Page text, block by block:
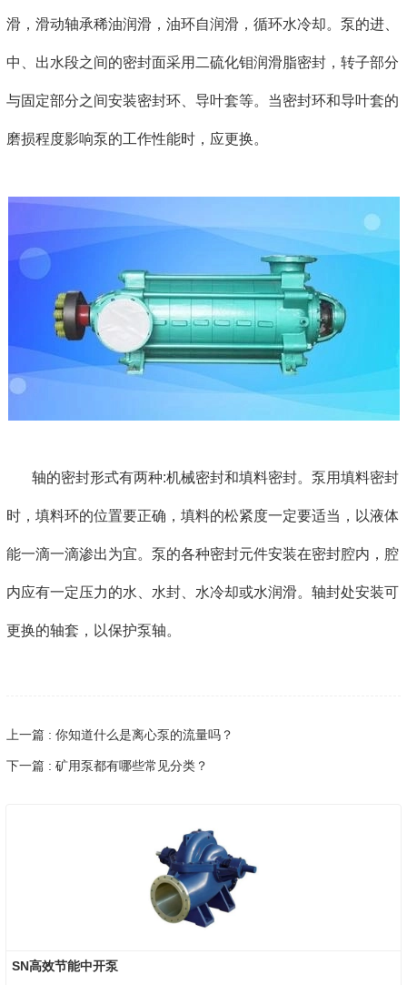
滑，滑动轴承稀油润滑，油环自润滑，循环水冷却。泵的进、
中、出水段之间的密封面采用二硫化钼润滑脂密封，转子部分
与固定部分之间安装密封环、导叶套等。当密封环和导叶套的
磨损程度影响泵的工作性能时，应更换。
轴的密封形式有两种:机械密封和填料密封。泵用填料密封
时，填料环的位置要正确，填料的松紧度一定要适当，以液体
能一滴一滴渗出为宜。泵的各种密封元件安装在密封腔内，腔
内应有一定压力的水、水封、水冷却或水润滑。轴封处安装可
更换的轴套，以保护泵轴。
上一篇 : 你知道什么是离心泵的流量吗？
下一篇 : 矿用泵都有哪些常见分类？
SN高效节能中开泵